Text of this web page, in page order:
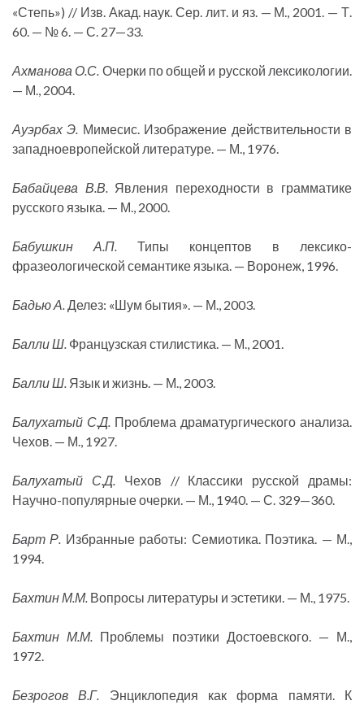
«Степь») // Изв. Акад. наук. Сер. лит. и яз. — М., 2001. — Т.
60. — № 6. — С. 27—33.
Ахманова О.С. Очерки по общей и русской лексикологии.
— М., 2004.
Ауэрбах Э. Мимесис. Изображение действительности в
западноевропейской литературе. — М., 1976.
Бабайцева В.В.
Явления переходности в грамматике
русского языка. — М., 2000.
Бабушкин А.П.
Типы концептов в лексико-
фразеологической семантике языка. — Воронеж, 1996.
Бадью А. Делез: «Шум бытия». — М., 2003.
Балли Ш. Французская стилистика. — М., 2001.
Балли Ш. Язык и жизнь. — М., 2003.
Балухатый С.Д. Проблема драматургического анализа.
Чехов. — М., 1927.
Балухатый С.Д.
Чехов // Классики русской драмы:
Научно-популярные очерки. — М., 1940. — С. 329—360.
Барт Р. Избранные работы: Семиотика. Поэтика. — М.,
1994.
Бахтин М.М. Вопросы литературы и эстетики. — М., 1975.
Бахтин М.М.
Проблемы поэтики Достоевского. — М.,
1972.
Безрогов В.Г.
Энциклопедия как форма памяти. К